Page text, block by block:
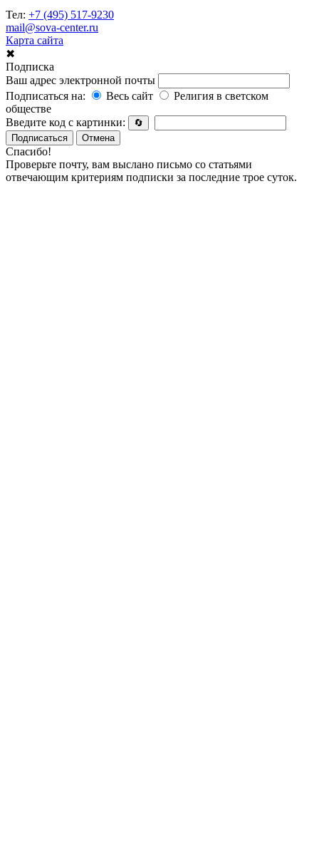
Тел: +7 (495) 517-9230
mail@sova-center.ru
Карта сайта
✖
Подписка
Ваш адрес электронной почты
Подписаться на:
Весь сайт
Религия в светском
обществе
Введите код с картинки:
🔄
Подписаться
Отмена
Спасибо!
Проверьте почту, вам выслано письмо со статьями
отвечающим критериям подписки за последние трое суток.